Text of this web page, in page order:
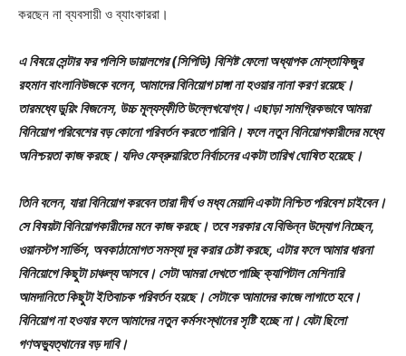
করছেন না ব্যবসায়ী ও ব্যাংকাররা।
এ বিষয়ে সেন্টার ফর পলিসি ডায়ালগের (সিপিডি) বিশিষ্ট ফেলো অধ্যাপক মোস্তাফিজুর
রহমান বাংলানিউজকে বলেন, আমাদের বিনিয়োগ চাঙ্গা না হওয়ার নানা করণ রয়েছে।
তারমধ্যে ডুয়িং বিজনেস, উচ্চ মূল্যস্ফীতি উল্লেখযোগ্য। এছাড়া সামগ্রিকভাবে আমরা
বিনিয়োগ পরিবেশের বড় কোনো পরিবর্তন করতে পারিনি। ফলে নতুন বিনিয়োগকারীদের মধ্যে
অনিশ্চয়তা কাজ করছে। যদিও ফেব্রুয়ারিতে নির্বাচনের একটা তারিখ ঘোষিত হয়েছে।
তিনি বলেন, যারা বিনিয়োগ করবেন তারা দীর্ঘ ও মধ্য মেয়াদি একটা নিশ্চিত পরিবেশ চাইবেন।
সে বিষয়টা বিনিয়োগকারীদের মনে কাজ করছে। তবে সরকার যে বিভিন্ন উদ্যোগ নিচ্ছেন,
ওয়ানস্টপ সার্ভিস, অবকাঠামোগত সমস্যা দূর করার চেষ্টা করছে, এটার ফলে আমার ধারনা
বিনিয়োগে কিছুটা চাঞ্চল্য আসবে। সেটা আমরা দেখতে পাচ্ছি ক্যাপিটাল মেশিনারি
আমদানিতে কিছুটা ইতিবাচক পরিবর্তন হয়ছে। সেটাকে আমাদের কাজে লাগাতে হবে।
বিনিয়োগ না হওযার ফলে আমাদের নতুন কর্মসংস্থানের সৃষ্টি হচ্ছে না। যেটা ছিলো
গণঅভ্যুত্থানের বড় দাবি।